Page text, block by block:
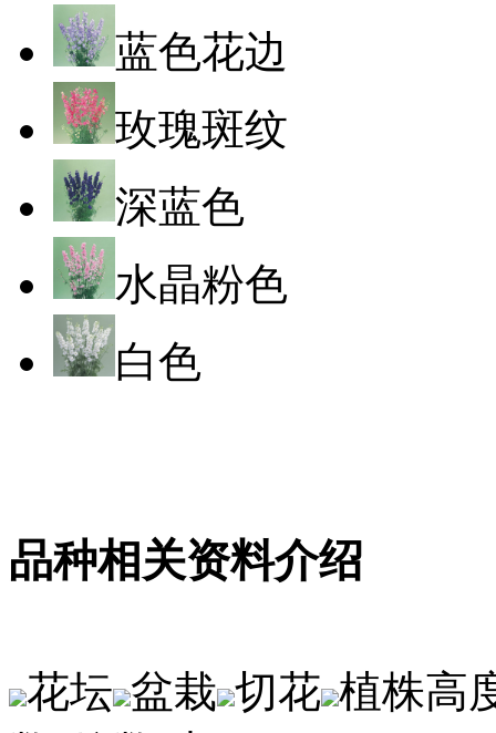
蓝色花边
玫瑰斑纹
深蓝色
水晶粉色
白色
品种相关资料介绍
花坛 盆栽 切花 植株高